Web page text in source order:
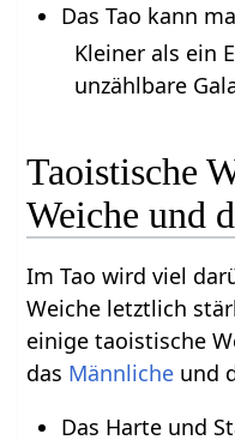
Das Tao kann
Kleiner als ein
unzählbare
Taoistische
Weiche und
Im Tao wird viel
Weiche letztlich
einige taoistische
das Männliche und
Das Harte und